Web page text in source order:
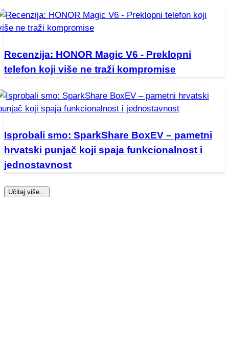
Recenzija: HONOR Magic V6 - Preklopni
telefon koji više ne traži kompromise
Isprobali smo: SparkShare BoxEV – pametni
hrvatski punjač koji spaja funkcionalnost i
jednostavnost
Učitaj više...